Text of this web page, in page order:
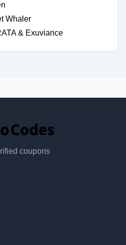
Whaler
& Exuviance
coupons